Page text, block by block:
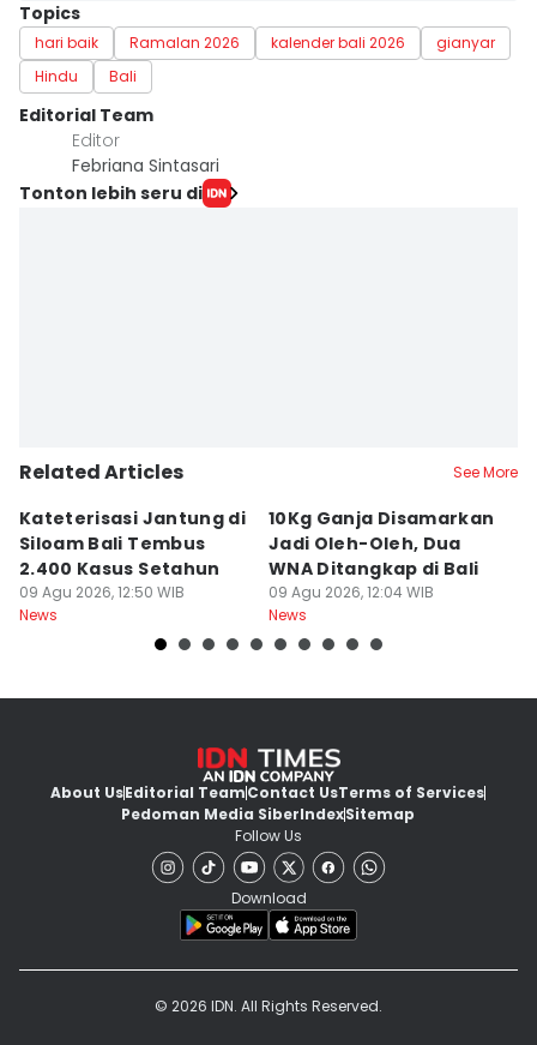
Topics
hari baik Ramalan 2026 kalender bali 2026
gianyar
Hindu
Bali
Editorial Team
Editor
Febriana Sintasari
Tonton lebih seru di
Related Articles See More
Kateterisasi Jantung di
Siloam Bali Tembus
2.400 Kasus Setahun
09 Agu 2026, 12:50 WIB
News
10Kg Ganja Disamarkan
Jadi Oleh-Oleh, Dua
WNA Ditangkap di Bali
09 Agu 2026, 12:04 WIB
News
About UsEditorial TeamContact UsTerms of Services
Pedoman Media SiberIndexSitemap
Follow Us
Download
© 2026 IDN. All Rights Reserved.